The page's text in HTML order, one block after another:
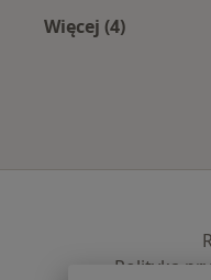
Więcej (4)
Polityka